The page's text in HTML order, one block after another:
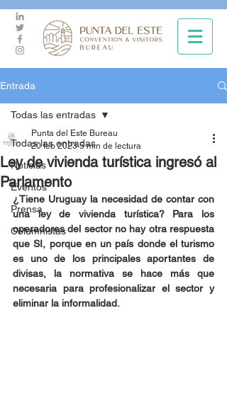
Entrada
Todas las entradas
Noticias
Eventos
Prensa
Columnistas
Todas las entradas
Ley de vivienda turística ingresó al
Parlamento
Punta del Este Bureau
20 feb 2023 5 min de lectura
¿Tiene Uruguay la necesidad de contar con
una ley de vivienda turística? Para los
operadores del sector no hay otra respuesta
que SI, porque en un país donde el turismo
es uno de los principales aportantes de
divisas, la normativa se hace más que
necesaria para profesionalizar el sector y
eliminar la informalidad.